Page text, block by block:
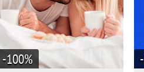
-100%